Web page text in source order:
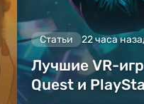
Статьи 22 часа
Лучшие VR-
Quest и